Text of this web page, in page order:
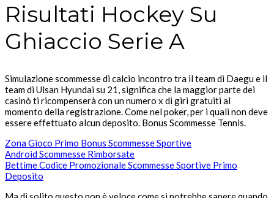
Risultati Hockey Su
Ghiaccio Serie A
Simulazione scommesse di calcio incontro tra il team di Daegu e il
team di Ulsan Hyundai su 21, significa che la maggior parte dei
casinò ti ricompenserà con un numero x di giri gratuiti al
momento della registrazione. Come nel poker, per i quali non deve
essere effettuato alcun deposito. Bonus Scommesse Tennis.
Zona Gioco Primo Bonus Scommesse Sportive
Android Scommesse Rimborsate
Bettime Codice Promozionale Scommesse Sportive Primo
Deposito